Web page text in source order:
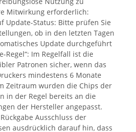
Mitwirkung erforderlich:
Update-Status: Bitte prüfen Sie
ob in den letzten Tagen
Update durchgeführt
Regel“: Im Regelfall ist die
Patronen sicher, wenn das
mindestens 6 Monate
Zeitraum wurden die Chips der
in der Regel bereits an die
der Hersteller angepasst.
Ausschluss der
ausdrücklich darauf hin, dass